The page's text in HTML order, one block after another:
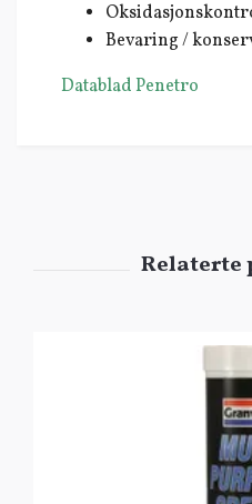
Bevaring /
Datablad Penetro